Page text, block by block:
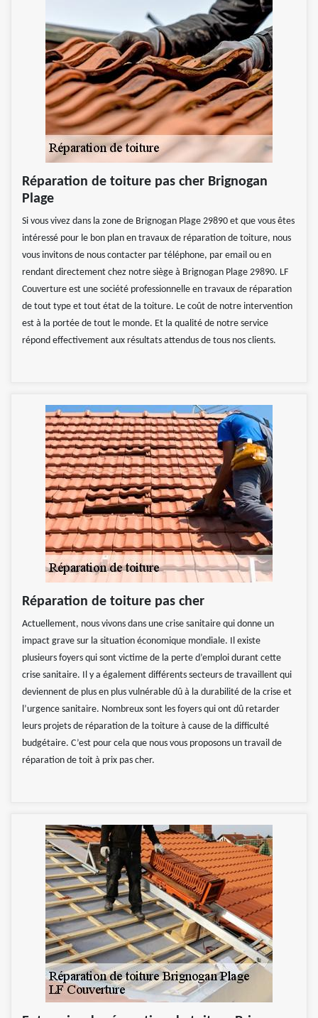
Réparation de toiture pas cher Brignogan
Plage
Si vous vivez dans la zone de Brignogan Plage 29890 et que vous êtes
intéressé pour le bon plan en travaux de réparation de toiture, nous
vous invitons de nous contacter par téléphone, par email ou en
rendant directement chez notre siège à Brignogan Plage 29890. LF
Couverture est une société professionnelle en travaux de réparation
de tout type et tout état de la toiture. Le coût de notre intervention
est à la portée de tout le monde. Et la qualité de notre service
répond effectivement aux résultats attendus de tous nos clients.
Réparation de toiture pas cher
Actuellement, nous vivons dans une crise sanitaire qui donne un
impact grave sur la situation économique mondiale. Il existe
plusieurs foyers qui sont victime de la perte d’emploi durant cette
crise sanitaire. Il y a également différents secteurs de travaillent qui
deviennent de plus en plus vulnérable dû à la durabilité de la crise et
l’urgence sanitaire. Nombreux sont les foyers qui ont dû retarder
leurs projets de réparation de la toiture à cause de la difficulté
budgétaire. C’est pour cela que nous vous proposons un travail de
réparation de toit à prix pas cher.